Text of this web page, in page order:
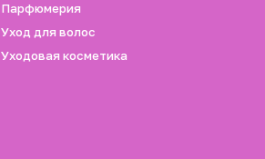
Парфюмерия
Уход для волос
Уходовая косметика